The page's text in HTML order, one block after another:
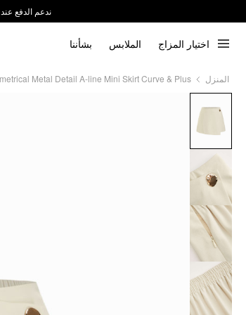
ندعم الدفع
اختيار المزاج الملابس بشأننا
المنزل Metal Detail A-line Mini Skirt Curve & Plus